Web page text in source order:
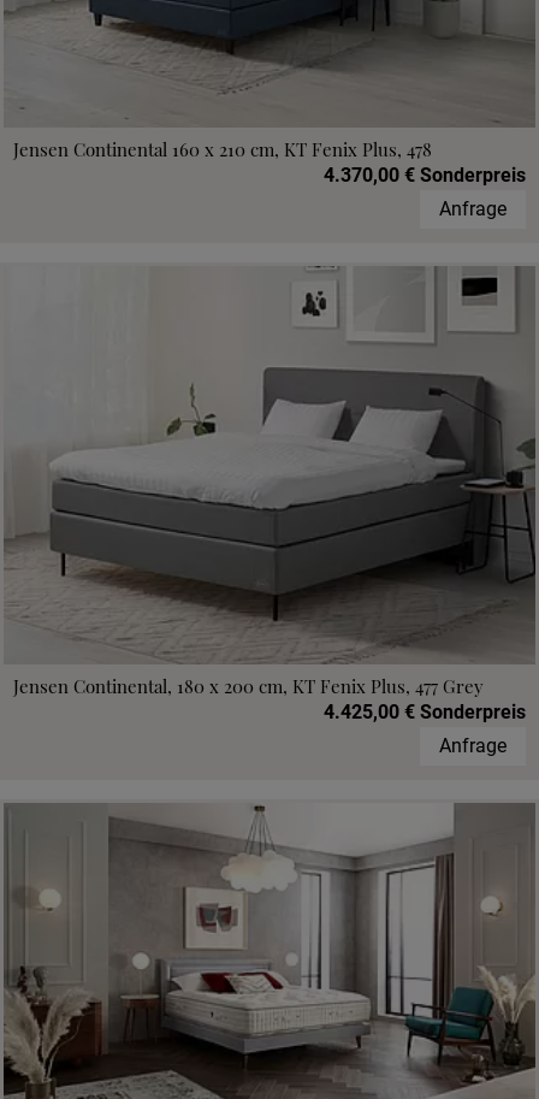
Jensen Continental 160 x 210 cm, KT Fenix Plus, 478
4.370,00 € Sonderpreis
Anfrage
Jensen Continental, 180 x 200 cm, KT Fenix Plus, 477 Grey
4.425,00 € Sonderpreis
Anfrage